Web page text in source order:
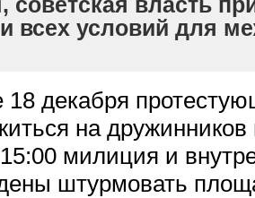
всех условий для
18 декабря
на дружинников
милиция и
штурмовать